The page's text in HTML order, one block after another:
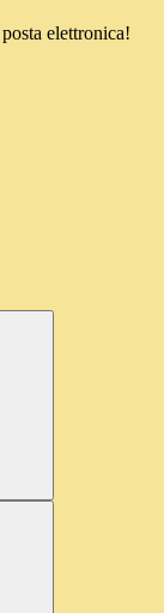
elettronica!